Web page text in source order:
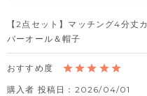
【2点セット】マッチング4分丈カ
バーオール＆帽子
購入者 投稿日
2026/04/01